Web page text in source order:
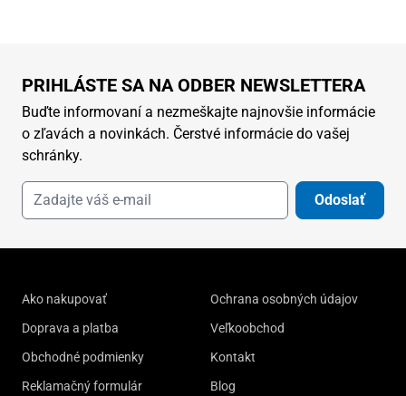
PRIHLÁSTE SA NA ODBER NEWSLETTERA
Buďte informovaní a nezmeškajte najnovšie informácie
o zľavách a novinkách. Čerstvé informácie do vašej
schránky.
Odoslať
Ako nakupovať
Doprava a platba
Obchodné podmienky
Reklamačný formulár
Ochrana osobných údajov
Veľkoobchod
Kontakt
Blog